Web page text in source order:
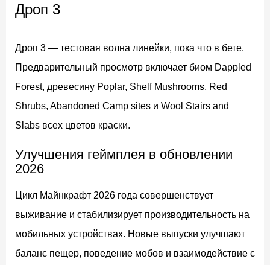
Дроп 3
Дроп 3 — тестовая волна линейки, пока что в бете.
Предварительный просмотр включает биом Dappled
Forest, древесину Poplar, Shelf Mushrooms, Red
Shrubs, Abandoned Camp sites и Wool Stairs and
Slabs всех цветов краски.
Улучшения геймплея в обновлении
2026
Цикл Майнкрафт 2026 года совершенствует
выживание и стабилизирует производительность на
мобильных устройствах. Новые выпуски улучшают
баланс пещер, поведение мобов и взаимодействие с